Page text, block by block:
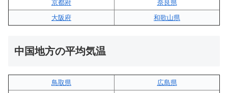
京都府
奈良県
大阪府
和歌山県
中国地方の平均気温
鳥取県
広島県